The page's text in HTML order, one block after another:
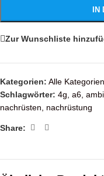
Zur Wunschliste
Kategorien: Alle Kategorien
Schlagwörter: 4g, a6,
nachrüsten, nachrüstung
Share: